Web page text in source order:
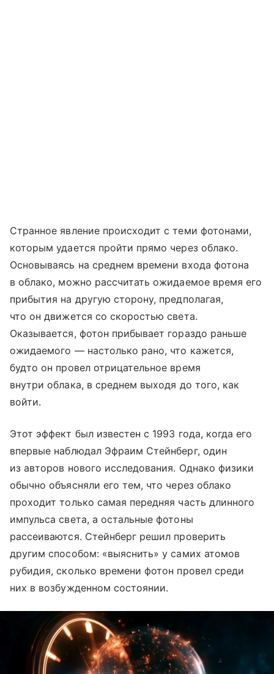
Странное явление происходит с теми фотонами,
которым удается пройти прямо через облако.
Основываясь на среднем времени входа фотона
в облако, можно рассчитать ожидаемое время его
прибытия на другую сторону, предполагая,
что он движется со скоростью света.
Оказывается, фотон прибывает гораздо раньше
ожидаемого — настолько рано, что кажется,
будто он провел отрицательное время
внутри облака, в среднем выходя до того, как
войти.
Этот эффект был известен с 1993 года, когда его
впервые наблюдал Эфраим Стейнберг, один
из авторов нового исследования. Однако физики
обычно объясняли его тем, что через облако
проходит только самая передняя часть длинного
импульса света, а остальные фотоны
рассеиваются. Стейнберг решил проверить
другим способом: «выяснить» у самих атомов
рубидия, сколько времени фотон провел среди
них в возбужденном состоянии.